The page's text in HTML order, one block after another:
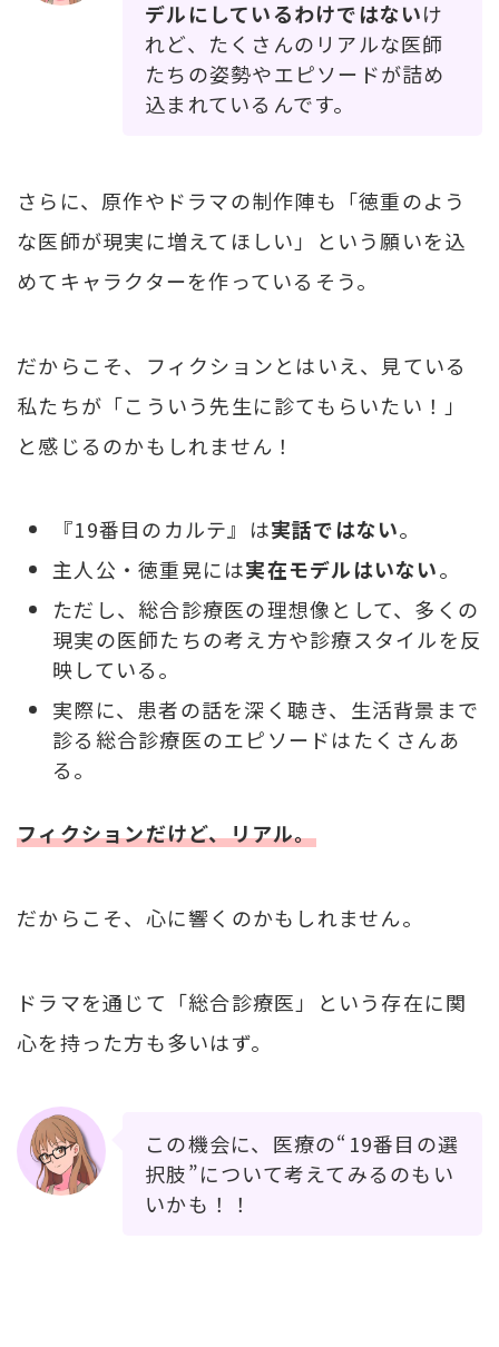
デルにしているわけではないけ
れど、たくさんのリアルな医師
たちの姿勢やエピソードが詰め
込まれているんです。
さらに、原作やドラマの制作陣も「徳重のよう
な医師が現実に増えてほしい」という願いを込
めてキャラクターを作っているそう。
だからこそ、フィクションとはいえ、見ている
私たちが「こういう先生に診てもらいたい！」
と感じるのかもしれません！
『19番目のカルテ』は実話ではない。
主人公・徳重晃には実在モデルはいない。
ただし、総合診療医の理想像として、多くの
現実の医師たちの考え方や診療スタイルを反
映している。
実際に、患者の話を深く聴き、生活背景まで
診る総合診療医のエピソードはたくさんあ
る。
フィクションだけど、リアル。
だからこそ、心に響くのかもしれません。
ドラマを通じて「総合診療医」という存在に関
心を持った方も多いはず。
この機会に、医療の“19番目の選
択肢”について考えてみるのもい
いかも！！